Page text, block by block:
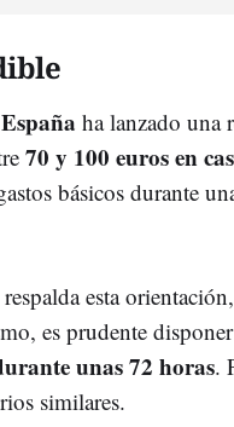
ha lanzado una
70 y 100 euros en
básicos durante
respalda esta
es prudente
unas 72 horas.
similares.